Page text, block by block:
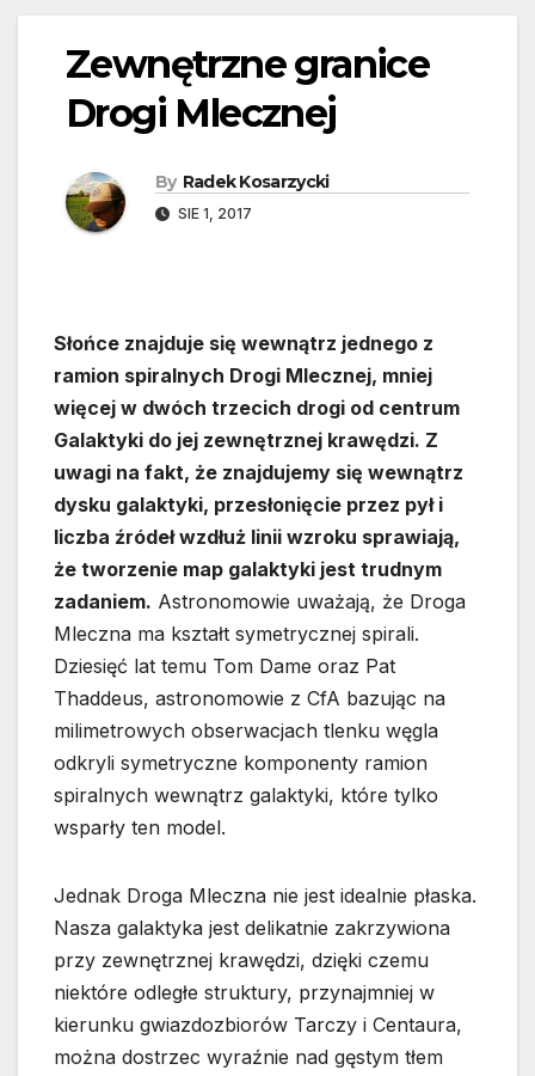
Zewnętrzne granice
Drogi Mlecznej
By Radek Kosarzycki
SIE 1, 2017
Słońce znajduje się wewnątrz jednego z
ramion spiralnych Drogi Mlecznej, mniej
więcej w dwóch trzecich drogi od centrum
Galaktyki do jej zewnętrznej krawędzi. Z
uwagi na fakt, że znajdujemy się wewnątrz
dysku galaktyki, przesłonięcie przez pył i
liczba źródeł wzdłuż linii wzroku sprawiają,
że tworzenie map galaktyki jest trudnym
zadaniem. Astronomowie uważają, że Droga
Mleczna ma kształt symetrycznej spirali.
Dziesięć lat temu Tom Dame oraz Pat
Thaddeus, astronomowie z CfA bazując na
milimetrowych obserwacjach tlenku węgla
odkryli symetryczne komponenty ramion
spiralnych wewnątrz galaktyki, które tylko
wsparły ten model.
Jednak Droga Mleczna nie jest idealnie płaska.
Nasza galaktyka jest delikatnie zakrzywiona
przy zewnętrznej krawędzi, dzięki czemu
niektóre odległe struktury, przynajmniej w
kierunku gwiazdozbiorów Tarczy i Centaura,
można dostrzec wyraźnie nad gęstym tłem